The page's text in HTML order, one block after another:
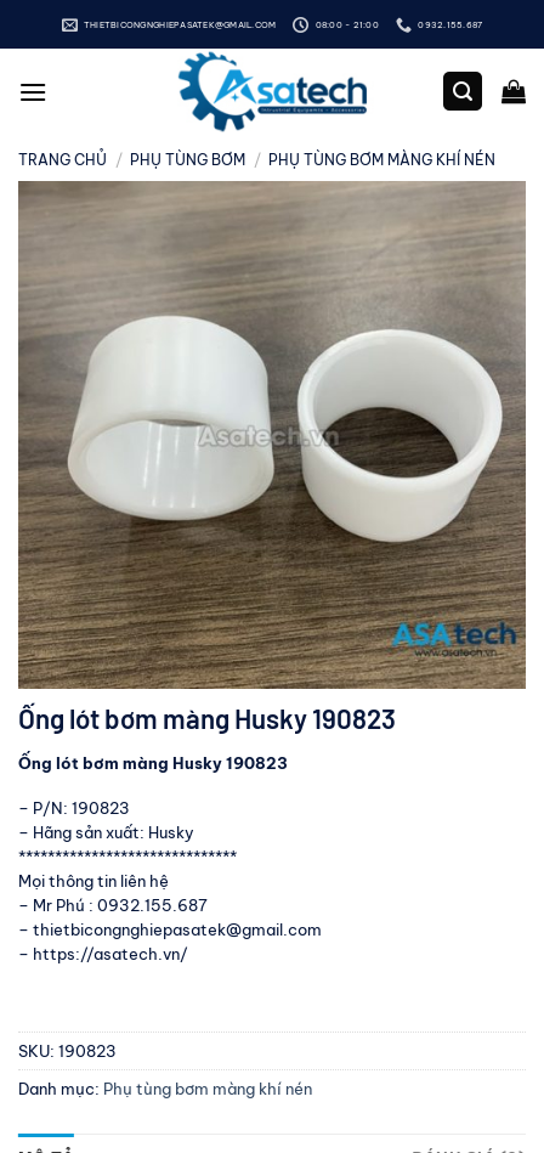
qua
dung
THIETBICONGNGHIEPASATEK@GMAIL.COM 08:00 - 21:00 0932.155.687
TRANG CHỦ / PHỤ TÙNG BƠM / PHỤ TÙNG BƠM MÀNG KHÍ NÉN
Ống lót bơm màng Husky 190823
Ống lót bơm màng Husky 190823
– P/N: 190823
– Hãng sản xuất: Husky
******************************
Mọi thông tin liên hệ
– Mr Phú : 0932.155.687
– thietbicongnghiepasatek@gmail.com
– https://asatech.vn/
SKU: 190823
Danh mục: Phụ tùng bơm màng khí nén